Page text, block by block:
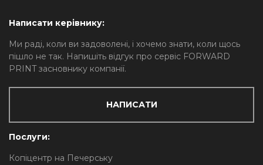
Написати керівнику:
Ми раді, коли ви задоволені, і хочемо знати, коли щось
пішло не так. Напишіть відгук про сервіс FORWARD
PRINT засновнику компанії.
НАПИСАТИ
Послуги:
Копіцентр на Печерську